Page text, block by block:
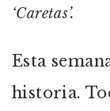
‘Caretas’.
Esta
historia.